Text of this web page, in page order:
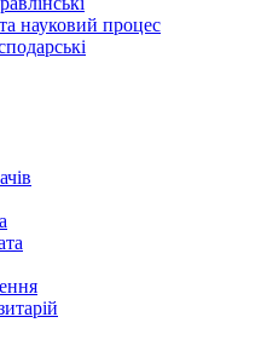
науковий процес